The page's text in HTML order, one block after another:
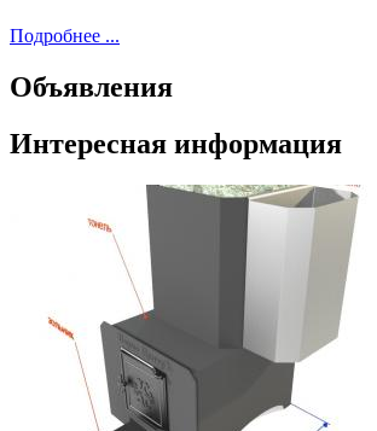
Подробнее ...
Объявления
Интересная информация